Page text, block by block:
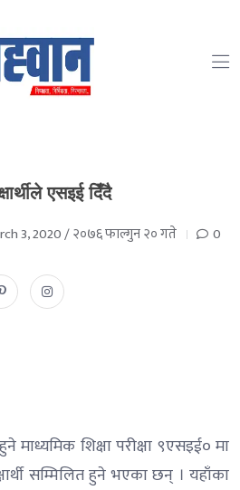
एसइई दिँदै
3, 2020 / २०७६ फाल्गुन २० गते 0
शिक्षा परीक्षा ९एसइई० मा
सम्मिलित हुने भएका छन् । यहाँका